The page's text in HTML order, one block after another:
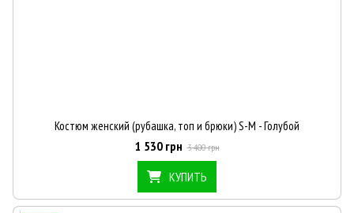
Костюм женский (рубашка, топ и брюки) S-M - Голубой
1 530 грн 3 400 грн
КУПИТЬ